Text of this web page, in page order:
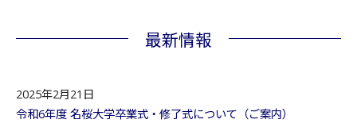
最新情報
2025年2月21日
令和6年度 名桜大学卒業式・修了式について（ご案内）